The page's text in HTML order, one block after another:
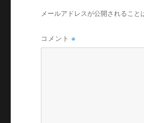
メールアドレスが公開されること
コメント※